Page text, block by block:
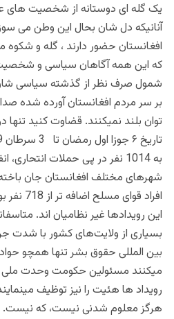
یک گله ای دوستانه از شخصیت
آنانیکه دل شان بحال این وطن می
افغانستان حضور دارند ، گله و
که این همه آگاهان سیاسی و
شمول صرف نظر از گذشته سیاسی
بر سر مردم افغانستان آورده شده
توان بلند نمیکنند. قضاوت کنید تنها
به 1014 نفر در پی حملات
شهرهای مختلف افغانستان جان
افراد
این‌ رویدادها غیر نظامیان اند.
بسیاری از ولایت‌های کشور با شدت
بین المللی حقوق بشر تنها همچو
میکنند مسئولین حکومت وحدت ملی
رویداد ها هئیت را نیز توظیف
هرگز معلوم شدنی نیست، که نیست.